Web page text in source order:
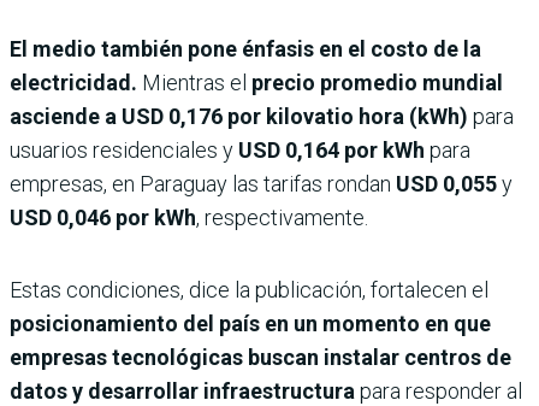
El medio también pone énfasis en el costo de la
electricidad. Mientras el precio promedio mundial
asciende a USD 0,176 por kilovatio hora (kWh) para
usuarios residenciales y USD 0,164 por kWh para
empresas, en Paraguay las tarifas rondan USD 0,055y
USD 0,046 por kWh, respectivamente.
Estas condiciones, dice la publicación, fortalecen el
posicionamiento del país en un momento en que
empresas tecnológicas buscan instalar centros de
datos y desarrollar infraestructurapara responder al